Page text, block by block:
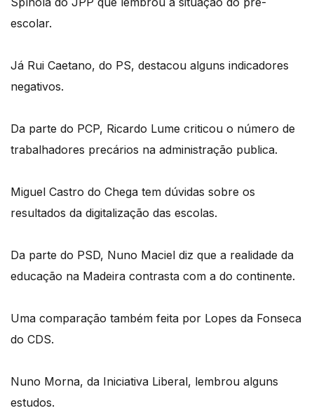
escolar.
Já Rui Caetano, do PS, destacou alguns indicadores
negativos.
Da parte do PCP, Ricardo Lume criticou o número de
trabalhadores precários na administração publica.
Miguel Castro do Chega tem dúvidas sobre os
resultados da digitalização das escolas.
Da parte do PSD, Nuno Maciel diz que a realidade da
educação na Madeira contrasta com a do continente.
Uma comparação também feita por Lopes da Fonseca
do CDS.
Nuno Morna, da Iniciativa Liberal, lembrou alguns
estudos.